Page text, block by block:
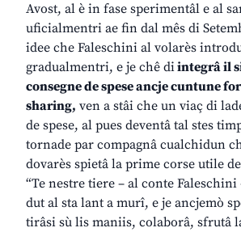
Avost, al è in fase sperimentâl e al
uficialmentri ae fin dal mês di
idee che Faleschini al volarès
gradualmentri, e je chê diintegrâ il
consegne de spese ancje cuntune
sharing, ven a stâi che un viaç di
de spese, al pues deventâ tal stes
tornade par compagnâ cualchidun
dovarès spietâ la prime corse utile
“Te nestre tiere – al conte Faleschini
dut al sta lant a murî, e je ancjemò
tirâsi sù lis maniis, colaborâ, sfrutâ